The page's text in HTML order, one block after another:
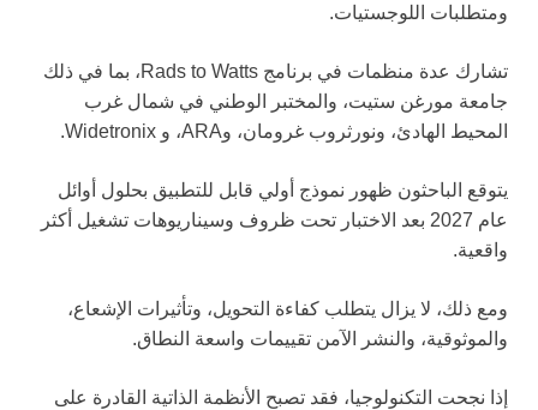
ومتطلبات اللوجستيات.
تشارك عدة منظمات في برنامج Rads to Watts، بما في ذلك
جامعة مورغن ستيت، والمختبر الوطني في شمال غرب
المحيط الهادئ، ونورثروب غرومان، وARA، و Widetronix.
يتوقع الباحثون ظهور نموذج أولي قابل للتطبيق بحلول أوائل
عام 2027 بعد الاختبار تحت ظروف وسيناريوهات تشغيل أكثر
واقعية.
ومع ذلك، لا يزال يتطلب كفاءة التحويل، وتأثيرات الإشعاع،
والموثوقية، والنشر الآمن تقييمات واسعة النطاق.
إذا نجحت التكنولوجيا، فقد تصبح الأنظمة الذاتية القادرة على